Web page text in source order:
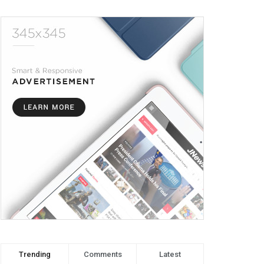
Trending Comments Latest